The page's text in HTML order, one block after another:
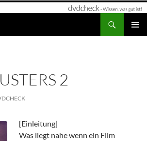
2
[Einleitung]
Was liegt nahe wenn ein Film